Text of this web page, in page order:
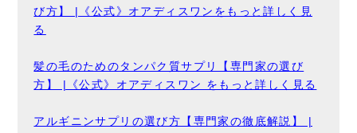
び方】 |《公式》オアディスワンをもっと詳しく見
る
髪の毛のためのタンパク質サプリ【専門家の選び
方】 |《公式》オアディスワン をもっと詳しく見る
アルギニンサプリの選び方【専門家の徹底解説】 |